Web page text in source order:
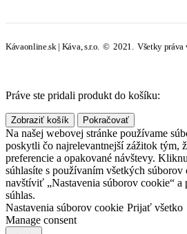
Kávaonline.sk | Káva, s.r.o. © 2021. Všetky práva
Práve ste pridali produkt do košíku:
Zobraziť košík Pokračovať
Na našej webovej stránke používame
poskytli čo najrelevantnejší zážitok tým,
preferencie a opakované návštevy.
súhlasíte s používaním všetkých
navštíviť „Nastavenia súborov cookie“
súhlas.
Nastavenia súborov cookie Prijať všetko
Manage consent